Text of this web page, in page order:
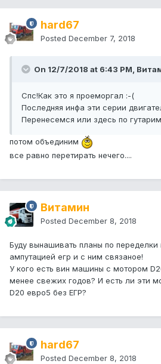
hard67
Posted December 7, 2018
On 12/7/2018 at 6:43 PM,
Спс!Как это я проеморгал :-(
Последняя инфа эти серии
Перенесемся или здесь по
потом объединим
все равно перетирать нечего....
Витамин
Posted December 8, 2018
Буду вынашивать планы по
ампутацией егр и с ним связаное!
У кого есть вин машины с мотором
менее свежих годов? И есть ли эти
D20 евро5 без ЕГР?
hard67
Posted December 8, 2018